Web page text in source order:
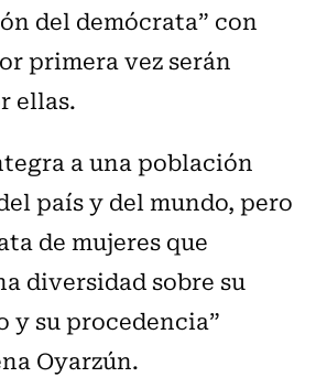
del demócrata” con
primera vez serán
ellas.
a una población
país y del mundo, pero
de mujeres que
diversidad sobre su
y su procedencia”
Oyarzún.